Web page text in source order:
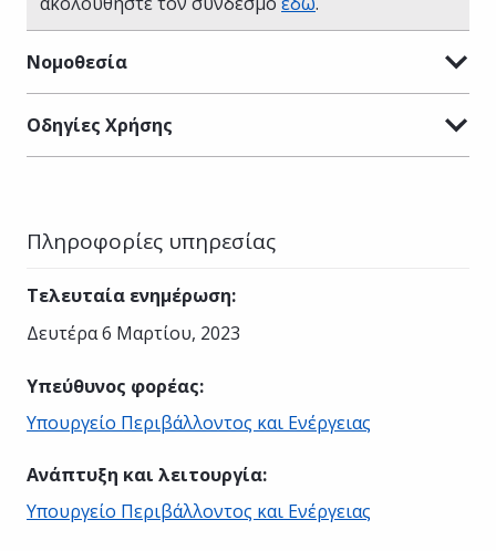
Νομοθεσία
Οδηγίες Χρήσης
Πληροφορίες υπηρεσίας
Τελευταία ενημέρωση:
Δευτέρα 6 Μαρτίου, 2023
Υπεύθυνος φορέας:
Υπουργείο Περιβάλλοντος και Ενέργειας
Ανάπτυξη και λειτουργία:
Υπουργείο Περιβάλλοντος και Ενέργειας